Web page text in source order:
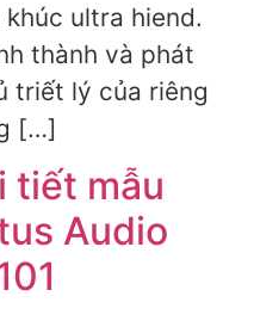
ultra hiend.
thành và phát
triết lý của riêng
[…]
tiết mẫu
Audio